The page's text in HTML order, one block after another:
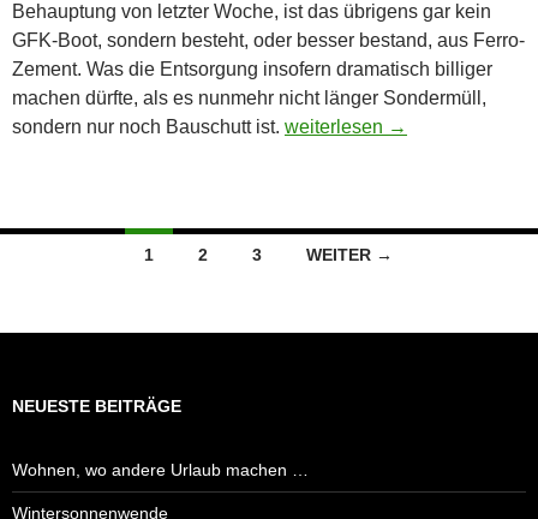
Behauptung von letzter Woche, ist das übrigens gar kein
GFK-Boot, sondern besteht, oder besser bestand, aus Ferro-
Zement. Was die Entsorgung insofern dramatisch billiger
machen dürfte, als es nunmehr nicht länger Sondermüll,
sondern nur noch Bauschutt ist. Lockdown, Tag 119
weiterlesen →
Beitragsnavigation
1 2 3 WEITER →
NEUESTE BEITRÄGE
Wohnen, wo andere Urlaub machen …
Wintersonnenwende